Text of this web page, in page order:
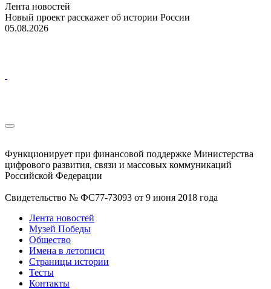
Лента новостей
Новый проект расскажет об истории России
05.08.2026
Функционирует при финансовой поддержке Министерства
цифрового развития, связи и массовых коммуникаций
Российской Федерации
Свидетельство № ФС77-73093 от 9 июня 2018 года
Лента новостей
Музей Победы
Общество
Имена в летописи
Страницы истории
Тесты
Контакты